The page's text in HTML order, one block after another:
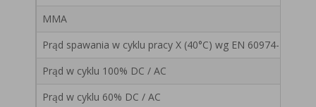
MMA
Prąd spawania w cyklu pracy X (40°C) wg EN 60974-1-
Prąd w cyklu 100% DC / AC
Prąd w cyklu 60% DC / AC